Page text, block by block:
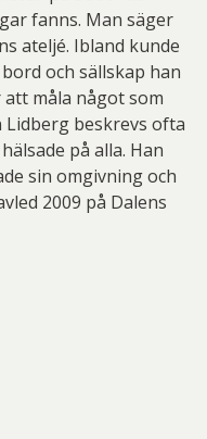
fanns. Man säger
ateljé. Ibland kunde
och sällskap han
måla något som
beskrevs ofta
på alla. Han
sin omgivning och
2009 på Dalens